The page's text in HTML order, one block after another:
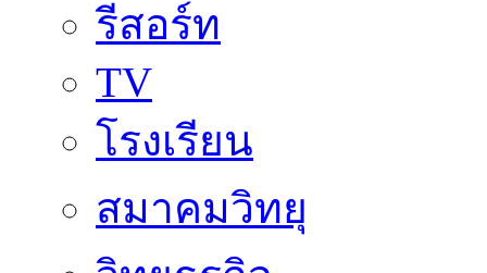
รีสอร์ท
TV
โรงเรียน
สมาคมวิทยุ